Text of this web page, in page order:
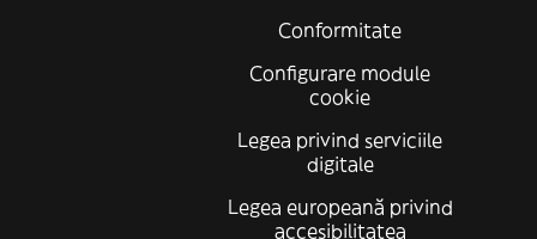
Conformitate
Configurare module
cookie
Legea privind serviciile
digitale
Legea europeană privind
accesibilitatea